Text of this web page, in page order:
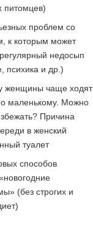
питомцев)
проблем со
к которым может
недосып
психика и др.)
женщины чаще ходят
маленькому. Можно
Причина
в женский
туалет
способов
(без строгих и